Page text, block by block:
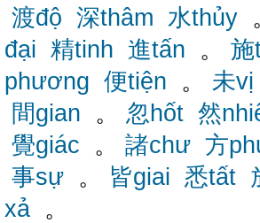
渡độ 深thâm 水thủy
đại 精tinh 進tấn 。
phương 便tiện 。 未vị
間gian 。 忽hốt 然
覺giác 。 諸chư 方
事sự 。 皆giai 悉tất
xả 。